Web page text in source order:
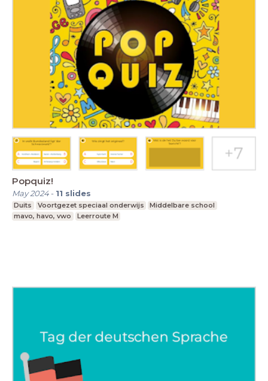
Popquiz!
May 2024- 11 slides
Duits Voortgezet speciaal onderwijs
Middelbare school
mavo, havo, vwo
Leerroute M